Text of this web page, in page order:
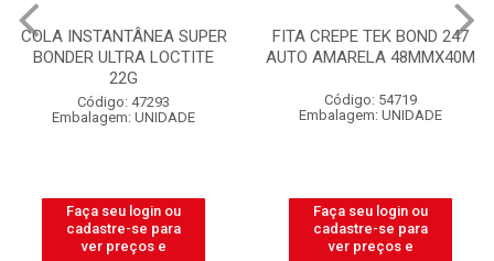
COLA INSTANTÂNEA SUPER
BONDER ULTRA LOCTITE
22G
Código: 47293
Embalagem: UNIDADE
Faça seu login ou
cadastre-se para
ver preços e
FITA CREPE TEK BOND 247
AUTO AMARELA 48MMX40M
Código: 54719
Embalagem: UNIDADE
Faça seu login ou
cadastre-se para
ver preços e